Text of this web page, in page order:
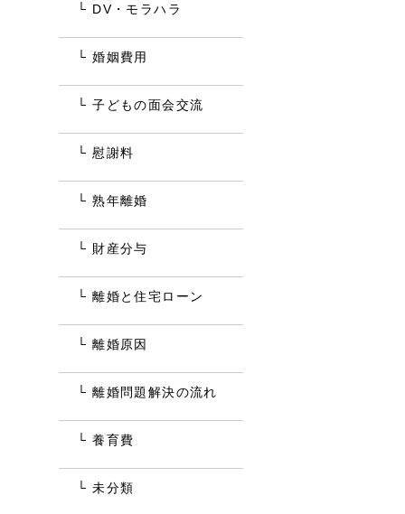
DV・モラハラ
婚姻費用
子どもの面会交流
慰謝料
熟年離婚
財産分与
離婚と住宅ローン
離婚原因
離婚問題解決の流れ
養育費
未分類